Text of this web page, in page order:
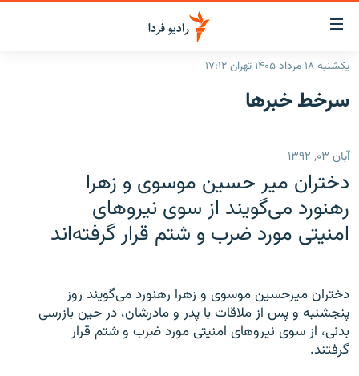
لینک‌های
قابلیت
دسترسی
بازگشت
اصلی
رفتن
صفحه
جستجو
ایران
رادیو
انتخاب کنید و بشنوید
برنامه‌های رادیویی
پادکست
چندرسانه‌ای
گزارش‌های ویدئویی
English
به ما بپیوندید
یکشنبه ۱۸ مرداد ۱۴۰۵ تهران ۱۷:۱۲
سرخط‌ خبرها
آبان ۰۳, ۱۳۹۲
دختران میر حسین موسوی و زهرا
رهنورد می‌گویند از سوی نیروهای
امنیتی مورد ضرب و شتم قرار گرفته‌اند
دختران میرحسین موسوی و زهرا رهنورد می‌گویند روز
پنجشنبه و پس از ملاقات با پدر و مادرشان، در حین بازرسی
بدنی، از سوی نیروهای امنیتی مورد ضرب و شتم قرار
گرفتند.